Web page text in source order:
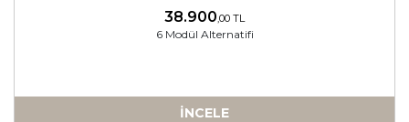
38.900,00 TL
6 Modül Alternatifi
İNCELE
-